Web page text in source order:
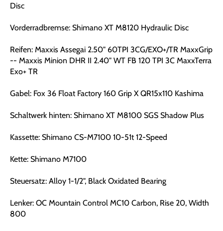
Disc
Vorderradbremse: Shimano XT M8120 Hydraulic Disc
Reifen: Maxxis Assegai 2.50" 60TPI 3CG/EXO+/TR MaxxGrip
-- Maxxis Minion DHR II 2.40" WT FB 120 TPI 3C MaxxTerra
Exo+ TR
Gabel: Fox 36 Float Factory 160 Grip X QR15x110 Kashima
Schaltwerk hinten: Shimano XT M8100 SGS Shadow Plus
Kassette: Shimano CS-M7100 10-51t 12-Speed
Kette: Shimano M7100
Steuersatz: Alloy 1-1/2", Black Oxidated Bearing
Lenker: OC Mountain Control MC10 Carbon, Rise 20, Width
800